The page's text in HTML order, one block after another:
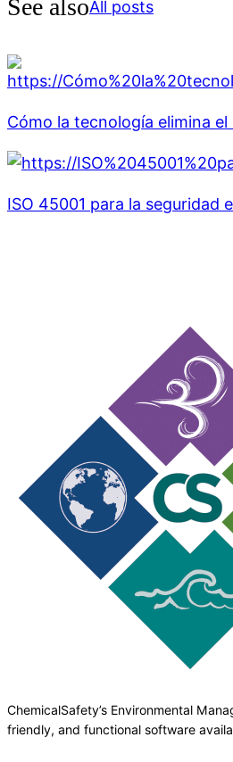
See alsoAll posts
Cómo la tecnología elimina
ISO 45001 para la seguridad
ChemicalSafety’s Environmental
friendly, and functional software